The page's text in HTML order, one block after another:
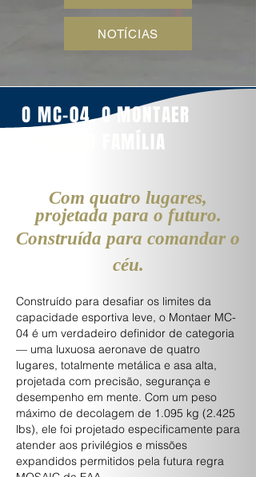
NOTÍCIAS
O MC-04. O MONTAER
TAMANHO FAMÍLIA
Com quatro lugares,
projetada para o futuro.
Construída para comandar o
céu.
Construído para desafiar os limites da
capacidade esportiva leve, o Montaer MC-
04 é um verdadeiro definidor de categoria
— uma luxuosa aeronave de quatro
lugares, totalmente metálica e asa alta,
projetada com precisão, segurança e
desempenho em mente. Com um peso
máximo de decolagem de 1.095 kg (2.425
lbs), ele foi projetado especificamente para
atender aos privilégios e missões
expandidos permitidos pela futura regra